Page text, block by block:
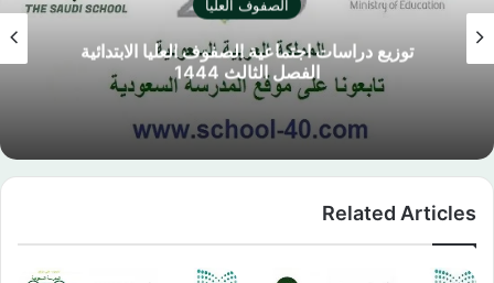
الصفوف العليا
توزيع دراسات اجتماعية الصفوف العليا الابتدائية
الفصل الثالث 1444
Related Articles